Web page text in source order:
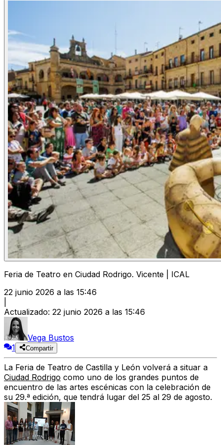
Feria de Teatro en Ciudad Rodrigo. Vicente | ICAL
22 junio 2026 a las 15:46
Actualizado: 22 junio 2026 a las 15:46
Vega Bustos
1
Compartir
La Feria de Teatro de Castilla y León volverá a situar a
Ciudad Rodrigo como uno de los grandes puntos de
encuentro de las artes escénicas con la celebración de
su 29.ª edición, que tendrá lugar del 25 al 29 de agosto.